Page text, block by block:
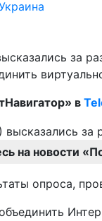
за
в
на новости
опроса,